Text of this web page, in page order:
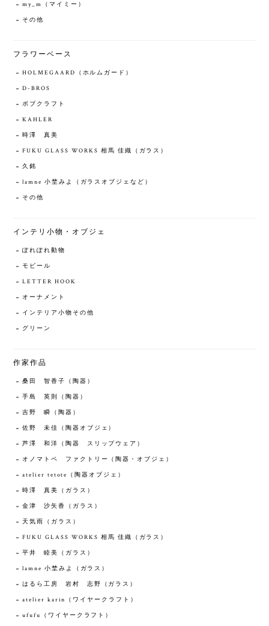
my_m（マイミー）
その他
フラワーベース
HOLMEGAARD（ホルムガード）
D-BROS
ボブクラフト
KAHLER
時澤 真美
FUKU GLASS WORKS 相馬 佳織（ガラス）
久銘
lamne 小埜みよ（ガラスオブジェなど）
その他
インテリ小物・オブジェ
ぽれぽれ動物
モビール
LETTER HOOK
オーナメント
インテリア小物その他
グリーン
作家作品
桑田 智香子（陶器）
手島 英則（陶器）
吉野 瞬（陶器）
佐野 未佳（陶器オブジェ）
芦澤 和洋（陶器 スリップウェア）
オノマトペ ファクトリー（陶器・オブジェ）
atelier tetote（陶器オブジェ）
時澤 真美（ガラス）
金津 沙矢香（ガラス）
天気雨（ガラス）
FUKU GLASS WORKS 相馬 佳織（ガラス）
平井 睦美（ガラス）
lamne 小埜みよ（ガラス）
はるら工房 岩村 志野（ガラス）
atelier karin（ワイヤークラフト）
ufufu（ワイヤークラフト）